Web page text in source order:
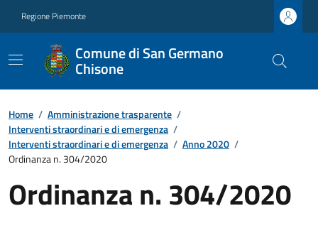
Regione Piemonte
Comune di San Germano
Chisone
Home / Amministrazione trasparente /
Interventi straordinari e di emergenza /
Interventi straordinari e di emergenza / Anno 2020 /
Ordinanza n. 304/2020
Ordinanza n. 304/2020